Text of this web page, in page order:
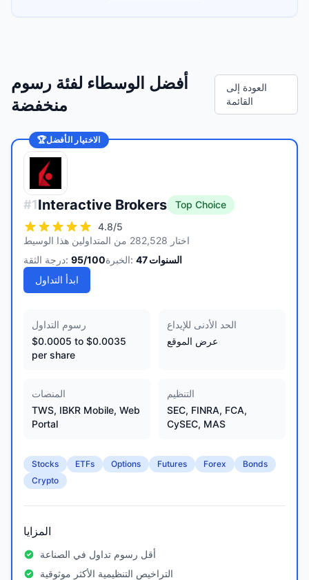
أفضل الوسطاء لفئة رسوم
منخفضة
العودة إلى
القائمة
🏆الاختيار الأفضل
#1Interactive Brokers
Top Choice
4.8/5
اختار 282,528 من المتداولين هذا الوسيط
درجة الثقة: 95/100 الخبرة: 47 السنوات
ابدأ التداول
رسوم التداول
$0.0005 to $0.0035
per share
الحد الأدنى للإيداع
عرض الموقع
المنصات
TWS, IBKR Mobile, Web
Portal
التنظيم
SEC, FINRA, FCA,
CySEC, MAS
Stocks ETFs Options Futures Forex
Bonds
Crypto
المزايا
أقل رسوم تداول في الصناعة
التراخيص التنظيمية الأكثر موثوقية